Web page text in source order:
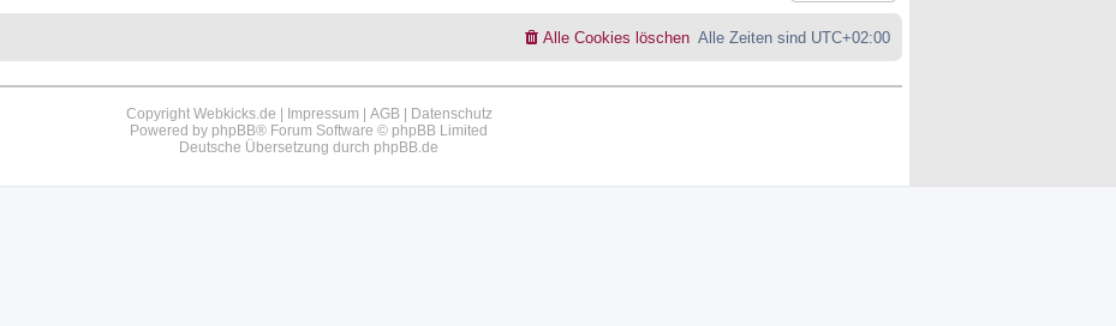
Alle Zeiten sind UTC+02:00
Alle Cookies löschen
Copyright Webkicks.de | Impressum | AGB| Datenschutz
Powered by phpBB® Forum Software © phpBB Limited
Deutsche Übersetzung durch phpBB.de